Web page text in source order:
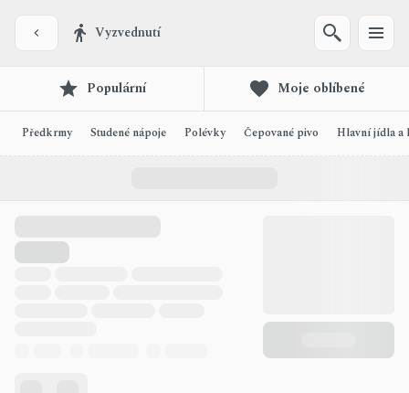
Vyzvednutí
Populární Moje oblíbené
Předkrmy Studené nápoje Polévky Čepované pivo Hlavní jídla a